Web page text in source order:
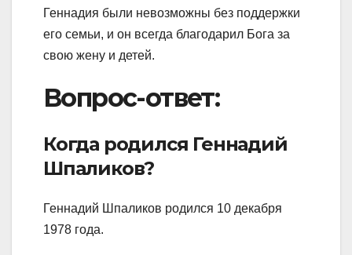
Геннадия были невозможны без поддержки
его семьи, и он всегда благодарил Бога за
свою жену и детей.
Вопрос-ответ:
Когда родился Геннадий
Шпаликов?
Геннадий Шпаликов родился 10 декабря
1978 года.